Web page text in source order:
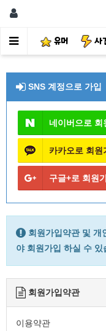
유머 사
SNS 계정으로 가입
네이버으로 회
카카오로 회원
구글+로 회원
회원가입약관 및 개
야 회원가입 하실 수 있
회원가입약관
이용약관